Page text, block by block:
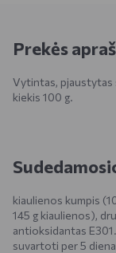
Prekės
Vytintas, pjaustytas
kiekis 100 g.
kiaulienos kumpis
145 g kiaulienos),
antioksidantas
suvartoti per 5